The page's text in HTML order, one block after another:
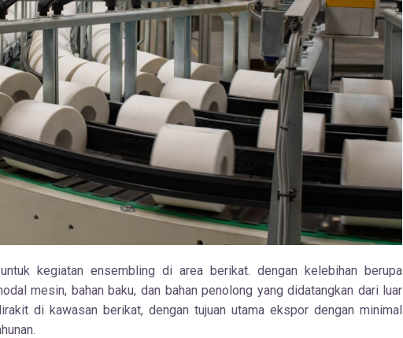
kegiatan ensembling di area berikat. dengan kelebihan berupa
mesin, bahan baku, dan bahan penolong yang didatangkan dari luar
di kawasan berikat, dengan tujuan utama ekspor dengan minimal